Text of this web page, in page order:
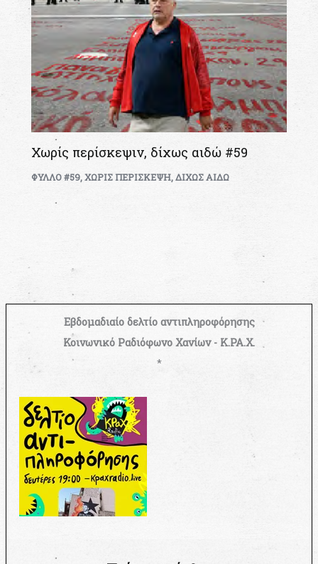
Χωρίς περίσκεψιν, δίχως αιδώ #59
ΦΥΛΛΟ #59,ΧΩΡΙΣ ΠΕΡΙΣΚΕΨΗ, ΔΙΧΩΣ ΑΙΔΩ
Εβδομαδιαίο δελτίο αντιπληροφόρησης
Κοινωνικό Ραδιόφωνο Χανίων - Κ.ΡΑ.Χ.
*